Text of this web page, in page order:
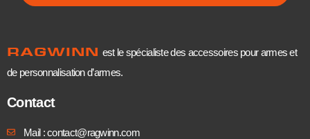
RAGWINN est le spécialiste des accessoires pour armes et
de personnalisation d’armes.
Contact
Mail : contact@ragwinn.com